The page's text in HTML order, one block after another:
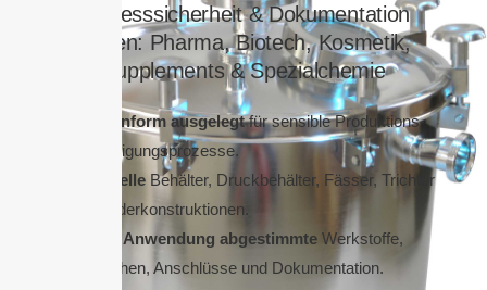
Prozesssicherheit & Dokumentation
zählen: Pharma, Biotech, Kosmetik,
Supplements & Spezialchemie
GMP-konform ausgelegtfür sensible Produktions-
und Reinigungsprozesse.
IndividuelleBehälter, Druckbehälter, Fässer, Trichter
und Sonderkonstruktionen.
Auf Ihre Anwendung abgestimmteWerkstoffe,
Oberflächen, Anschlüsse und Dokumentation.